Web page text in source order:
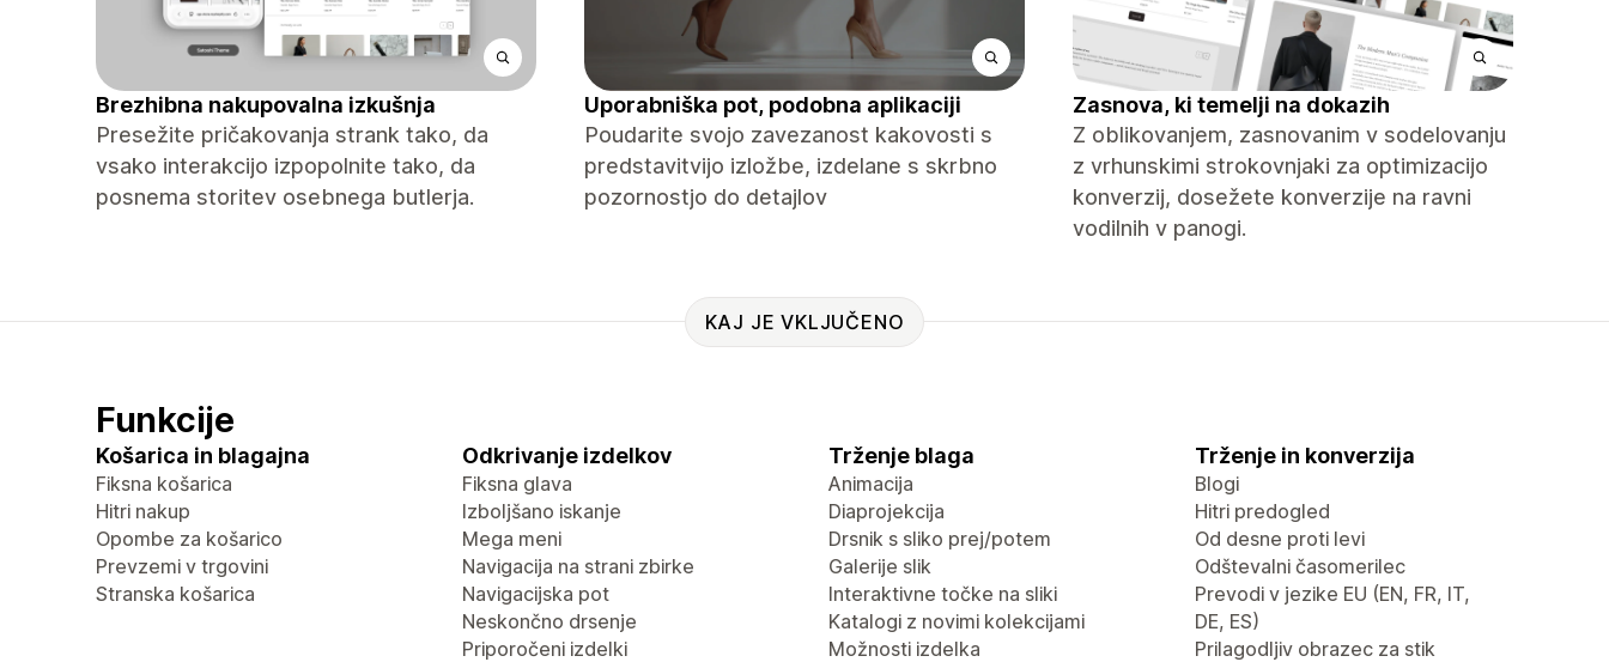
Brezhibna nakupovalna izkušnja
Presežite pričakovanja strank tako, da
vsako interakcijo izpopolnite tako, da
posnema storitev osebnega butlerja.
Uporabniška pot, podobna aplikaciji
Poudarite svojo zavezanost kakovosti s
predstavitvijo izložbe, izdelane s skrbno
pozornostjo do detajlov
Zasnova, ki temelji na dokazih
Z oblikovanjem, zasnovanim v sodelovanju
z vrhunskimi strokovnjaki za optimizacijo
konverzij, dosežete konverzije na ravni
vodilnih v panogi.
KAJ JE VKLJUČENO
Funkcije
Košarica in blagajna
Fiksna košarica
Hitri nakup
Opombe za košarico
Prevzemi v trgovini
Stranska košarica
Odkrivanje izdelkov
Fiksna glava
Izboljšano iskanje
Mega meni
Navigacija na strani zbirke
Navigacijska pot
Neskončno drsenje
Priporočeni izdelki
Trženje blaga
Animacija
Diaprojekcija
Drsnik s sliko prej/potem
Galerije slik
Interaktivne točke na sliki
Katalogi z novimi kolekcijami
Možnosti izdelka
Trženje in konverzija
Blogi
Hitri predogled
Od desne proti levi
Odštevalni časomerilec
Prevodi v jezike EU (EN, FR, IT,
DE, ES)
Prilagodljiv obrazec za stik